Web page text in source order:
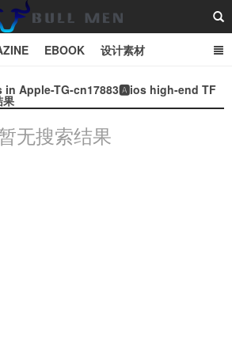
Bull Man斗牛士
EBOOK 设计素材
in Apple-TG-cn17883🅰️ios high-end TF
无搜索结果